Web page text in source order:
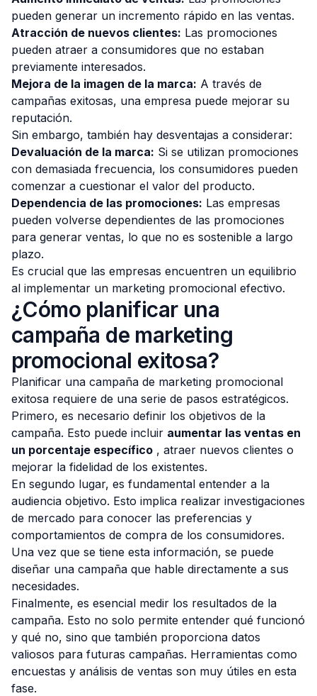
pueden generar un incremento rápido en las ventas.
Atracción de nuevos clientes: Las promociones
pueden atraer a consumidores que no estaban
previamente interesados.
Mejora de la imagen de la marca: A través de
campañas exitosas, una empresa puede mejorar su
reputación.
Sin embargo, también hay desventajas a considerar:
Devaluación de la marca: Si se utilizan promociones
con demasiada frecuencia, los consumidores pueden
comenzar a cuestionar el valor del producto.
Dependencia de las promociones: Las empresas
pueden volverse dependientes de las promociones
para generar ventas, lo que no es sostenible a largo
plazo.
Es crucial que las empresas encuentren un equilibrio
al implementar un marketing promocional efectivo.
¿Cómo planificar una
campaña de marketing
promocional exitosa?
Planificar una campaña de marketing promocional
exitosa requiere de una serie de pasos estratégicos.
Primero, es necesario definir los objetivos de la
campaña. Esto puede incluir aumentar las ventas en
un porcentaje específico , atraer nuevos clientes o
mejorar la fidelidad de los existentes.
En segundo lugar, es fundamental entender a la
audiencia objetivo. Esto implica realizar investigaciones
de mercado para conocer las preferencias y
comportamientos de compra de los consumidores.
Una vez que se tiene esta información, se puede
diseñar una campaña que hable directamente a sus
necesidades.
Finalmente, es esencial medir los resultados de la
campaña. Esto no solo permite entender qué funcionó
y qué no, sino que también proporciona datos
valiosos para futuras campañas. Herramientas como
encuestas y análisis de ventas son muy útiles en esta
fase.